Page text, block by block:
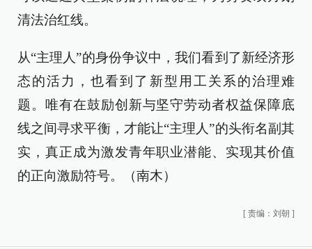
清法治红线。
从“主理人”的身份争议中，我们看到了新经济形
态的活力，也看到了新型用工关系的治理难
题。唯有在鼓励创新与坚守劳动者权益保障底
线之间寻求平衡，才能让“主理人”的头衔名副其
实，真正成为激发青年职业潜能、实现其价值
的正向激励符号。（南木）
[ 责编：刘朝 ]